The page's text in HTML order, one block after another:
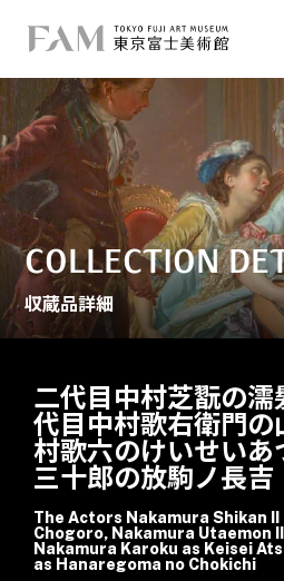
COLLECTION
収蔵品詳細
二代目中村芝翫の
代目中村歌右衛門
村歌六のけいせい
三十郎の放駒ノ長吉
The Actors Nakamura Shikan
Chogoro, Nakamura Utaemon
Nakamura Karoku as Keisei
as Hanaregoma no Chokichi